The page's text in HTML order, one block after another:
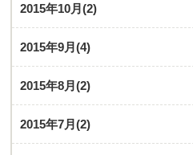
2015年10月(2)
2015年9月(4)
2015年8月(2)
2015年7月(2)